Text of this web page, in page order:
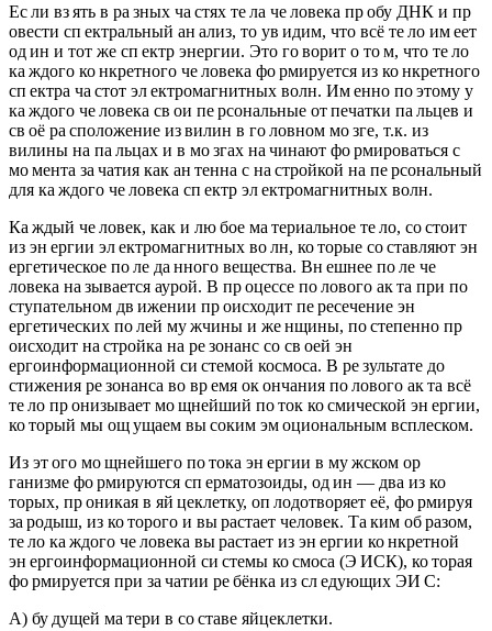
Ес ли вз ять в ра зных ча стях те ла че ловека пр обу ДНК и пр
овести сп ектральный ан ализ, то ув идим, что всё те ло им еет
од ин и тот же сп ектр энергии. Это го ворит о то м, что те ло
ка ждого ко нкретного че ловека фо рмируется из ко нкретного
сп ектра ча стот эл ектромагнитных волн. Им енно по этому у
ка ждого че ловека св ои пе рсональные от печатки па льцев и
св оё ра сположение из вилин в го ловном мо зге, т.к. из
вилины на па льцах и в мо згах на чинают фо рмироваться с
мо мента за чатия как ан тенна с на стройкой на пе рсональный
для ка ждого че ловека сп ектр эл ектромагнитных волн.
Ка ждый че ловек, как и лю бое ма териальное те ло, со стоит
из эн ергии эл ектромагнитных во лн, ко торые со ставляют эн
ергетическое по ле да нного вещества. Вн ешнее по ле че
ловека на зывается аурой. В пр оцессе по лового ак та при по
ступательном дв ижении пр оисходит пе ресечение эн
ергетических по лей му жчины и же нщины, по степенно пр
оисходит на стройка на ре зонанс со св оей эн
ергоинформационной си стемой космоса. В ре зультате до
стижения ре зонанса во вр емя ок ончания по лового ак та всё
те ло пр онизывает мо щнейший по ток ко смической эн ергии,
ко торый мы ощ ущаем вы соким эм оциональным всплеском.
Из эт ого мо щнейшего по тока эн ергии в му жском ор
ганизме фо рмируются сп ерматозоиды, од ин — два из ко
торых, пр оникая в яй цеклетку, оп лодотворяет её, фо рмируя
за родыш, из ко торого и вы растает человек. Та ким об разом,
те ло ка ждого че ловека вы растает из эн ергии ко нкретной
эн ергоинформационной си стемы ко смоса (Э ИСК), ко торая
фо рмируется при за чатии ре бёнка из сл едующих ЭИ С:
А) бу дущей ма тери в со ставе яйцеклетки.